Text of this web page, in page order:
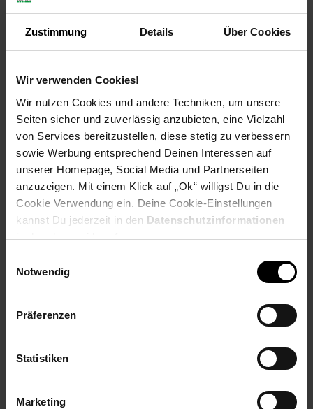
Zustimmung Details Über Cookies
Wir verwenden Cookies!
Wir nutzen Cookies und andere Techniken, um unsere
Seiten sicher und zuverlässig anzubieten, eine Vielzahl
von Services bereitzustellen, diese stetig zu verbessern
sowie Werbung entsprechend Deinen Interessen auf
unserer Homepage, Social Media und Partnerseiten
anzuzeigen. Mit einem Klick auf „Ok“ willigst Du in die
Cookie Verwendung ein. Deine Cookie-Einstellungen
kannst Du jederzeit in den Datenschutzinformationen
ändern bzw. widerrufen.
Notwendig
Präferenzen
Statistiken
Marketing
Payback Punkte Basis°Punkte:
87
Produktbeschreibung
Die Zeiten, in denen Sie durch Steckdosen eingeschränkt
waren, sind vorbei. Die 4G Wildcam funktioniert ohne
an austauschbaren, wiederaufladbaren Akkus. Mit dem
mitgelieferten Solarpanel kann sich die Kamera die Kraft der
kontinuierlichen und autarken Betrieb sicherzustellen.
Verabschieden Sie sich von Sorgen um die Akkulaufzeit oder
oder jeden anderen gewünschten Ort ohne Einschränkungen
Artikelnummer: 3094923000